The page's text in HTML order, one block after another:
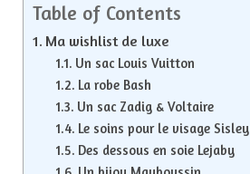
Table of Contents
Ma wishlist de luxe
Un sac Louis Vuitton
La robe Bash
Un sac Zadig & Voltaire
Le soins pour le visage Sisley
Des dessous en soie Lejaby